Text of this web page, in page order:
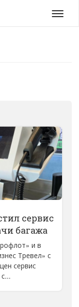
Меню
сервис
багажа
и в
Тревел» с
сервис